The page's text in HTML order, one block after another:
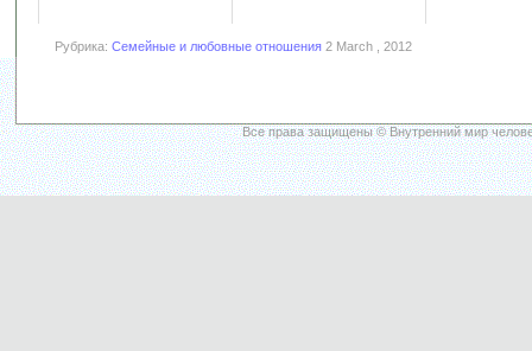
Рубрика: Семейные и любовные отношения 2 March , 2012
Все права защищены © Внутренний мир